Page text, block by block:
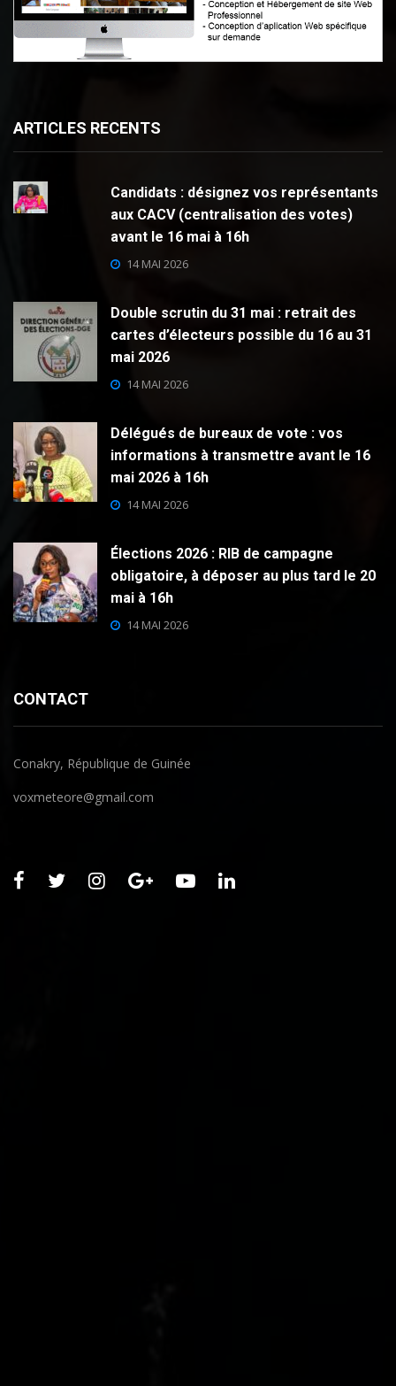
ARTICLES RECENTS
Candidats : désignez vos représentants
aux CACV (centralisation des votes)
avant le 16 mai à 16h
14 MAI 2026
Double scrutin du 31 mai : retrait des
cartes d’électeurs possible du 16 au 31
mai 2026
14 MAI 2026
Délégués de bureaux de vote : vos
informations à transmettre avant le 16
mai 2026 à 16h
14 MAI 2026
Élections 2026 : RIB de campagne
obligatoire, à déposer au plus tard le 20
mai à 16h
14 MAI 2026
CONTACT
Conakry, République de Guinée
voxmeteore@gmail.com